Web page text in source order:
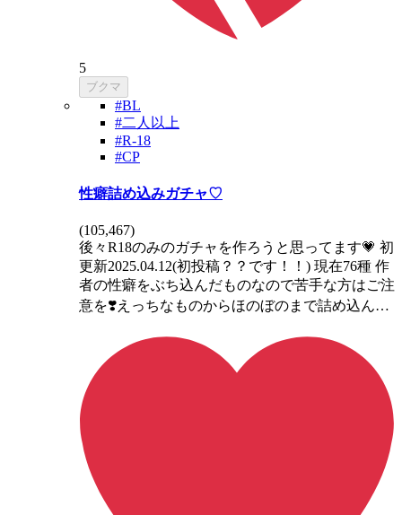
5
ブクマ
#BL
#二人以上
#R-18
#CP
性癖詰め込みガチャ♡
(105,467)
後々R18のみのガチャを作ろうと思ってます💗 初
更新2025.04.12(初投稿？？です！！) 現在76種 作
者の性癖をぶち込んだものなので苦手な方はご注
意を❣️えっちなものからほのぼのまで詰め込ん…